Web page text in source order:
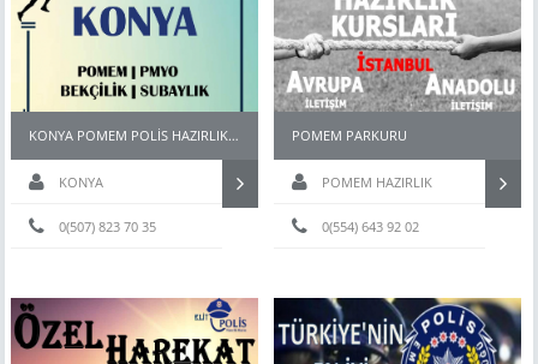
KONYA POMEM POLİS HAZIRLIK KURSU
KONYA
0(507) 823 70 35
POMEM PARKURU
POMEM HAZIRLIK
0(554) 643 92 02